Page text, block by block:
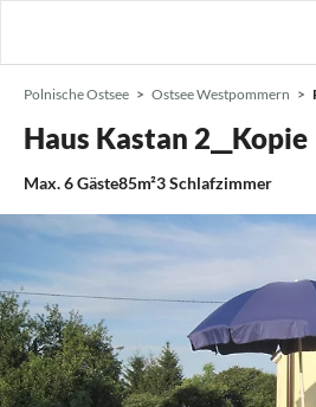
Polnische Ostsee Ostsee Westpommern
Haus Kastan 2__Kopie
Max.6Gäste85m²3Schlafzimmer